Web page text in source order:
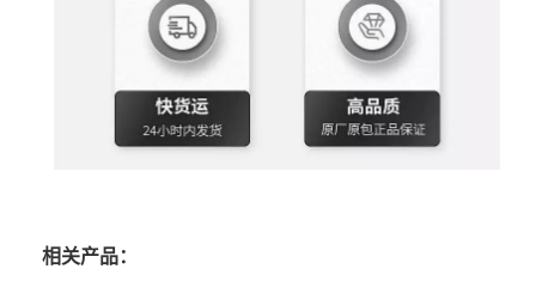
相关产品：